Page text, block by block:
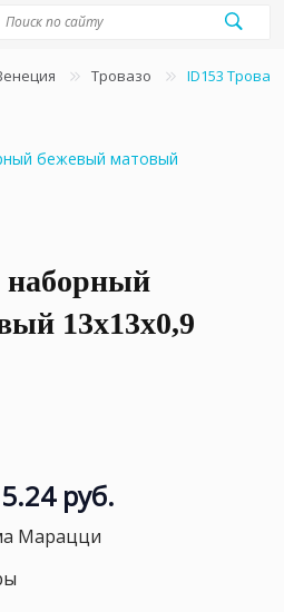
Тровазо ID153
наборный
13x13x0,9
руб.
Марацци